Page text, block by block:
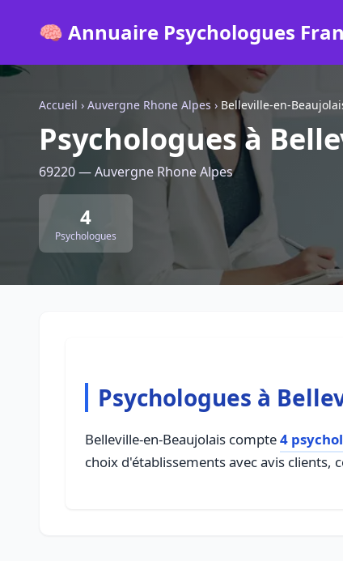
🧠 Annuaire Psychologues
Accueil › Auvergne Rhone Alpes › Belleville-en-
Psychologues à
69220 — Auvergne Rhone Alpes
4
Psychologues
Psychologues à
Belleville-en-Beaujolais compte4
choix d'établissements avec avis clients,